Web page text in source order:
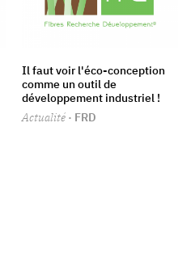
Il faut voir l'éco-conception
comme un outil de
développement industriel !
Actualité · FRD